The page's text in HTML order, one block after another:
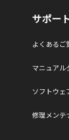
サポー
よくあるご
マニュアル
ソフトウェ
修理メンテ